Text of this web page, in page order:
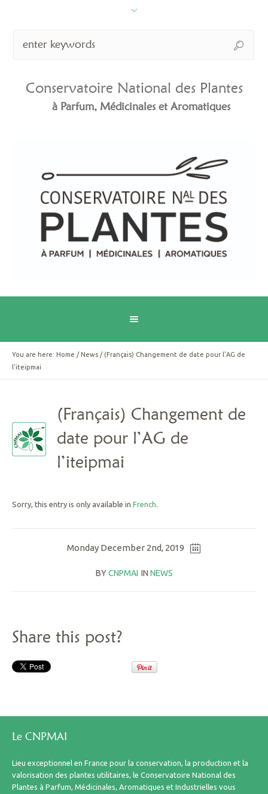
Conservatoire National des Plantes
à Parfum, Médicinales et Aromatiques
You are here: Home / News / (Français) Changement de date pour l’AG de
l’iteipmai
(Français) Changement de
date pour l’AG de
l’iteipmai
Sorry, this entry is only available in French.
Monday December 2nd, 2019
BYCNPMAI IN NEWS
Share this post?
Le CNPMAI
Lieu exceptionnel en France pour la conservation, la production et la
valorisation des plantes utilitaires, le Conservatoire National des
Plantes à Parfum, Médicinales, Aromatiques et Industrielles vous